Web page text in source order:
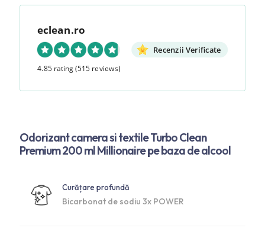
eclean.ro
Recenzii Verificate
4.85 rating(515 reviews)
Odorizant camera si textile Turbo Clean
Premium 200 ml Millionaire pe baza de alcool
Curățare profundă
Bicarbonat de sodiu 3x POWER